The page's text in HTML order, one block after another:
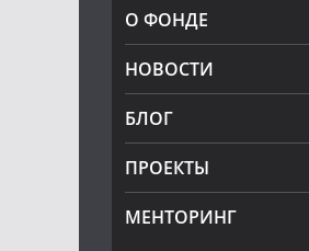
О ФОНДЕ
НОВОСТИ
БЛОГ
ПРОЕКТЫ
МЕНТОРИНГ